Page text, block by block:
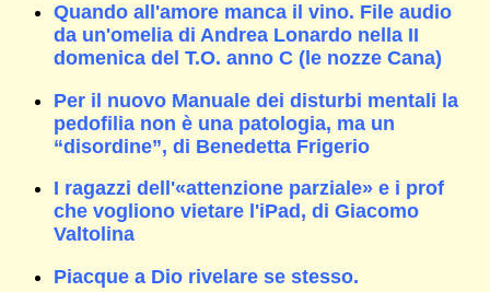
Quando all'amore manca il vino. File audio
da un'omelia di Andrea Lonardo nella II
domenica del T.O. anno C (le nozze Cana)
Per il nuovo Manuale dei disturbi mentali la
pedofilia non è una patologia, ma un
“disordine”, di Benedetta Frigerio
I ragazzi dell'«attenzione parziale» e i prof
che vogliono vietare l'iPad, di Giacomo
Valtolina
Piacque a Dio rivelare se stesso.